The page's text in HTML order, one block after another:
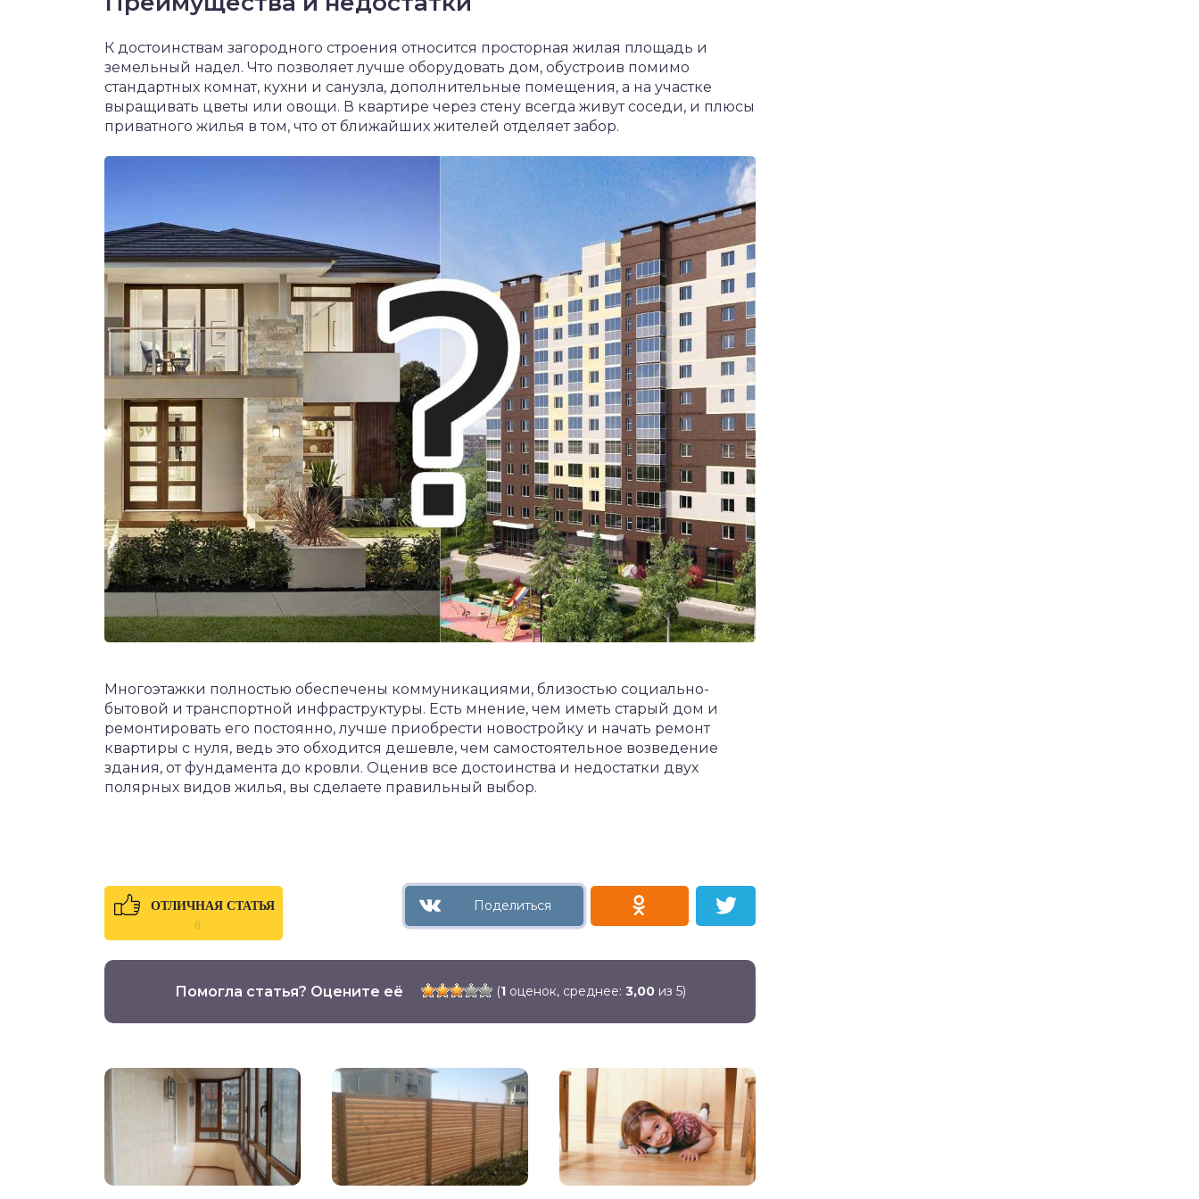
К достоинствам загородного строения относится просторная жилая площадь и
земельный надел. Что позволяет лучше оборудовать дом, обустроив помимо
стандартных комнат, кухни и санузла, дополнительные помещения, а на участке
выращивать цветы или овощи. В квартире через стену всегда живут соседи, и плюсы
приватного жилья в том, что от ближайших жителей отделяет забор.
Многоэтажки полностью обеспечены коммуникациями, близостью социально-
бытовой и транспортной инфраструктуры. Есть мнение, чем иметь старый дом и
ремонтировать его постоянно, лучше приобрести новостройку и начать ремонт
квартиры с нуля, ведь это обходится дешевле, чем самостоятельное возведение
здания, от фундамента до кровли. Оценив все достоинства и недостатки двух
полярных видов жилья, вы сделаете правильный выбор.
ОТЛИЧНАЯ СТАТЬЯ
0
Помогла статья? Оцените её (1оценок, среднее: 3,00из 5)